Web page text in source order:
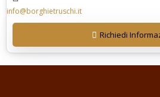
info@borghietruschi.it
Richiedi